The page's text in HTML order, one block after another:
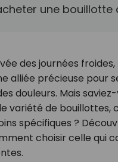
une bouillotte
des journées
alliée précieuse pour
douleurs. Mais
variété de bouillottes,
spécifiques ?
choisir celle qui